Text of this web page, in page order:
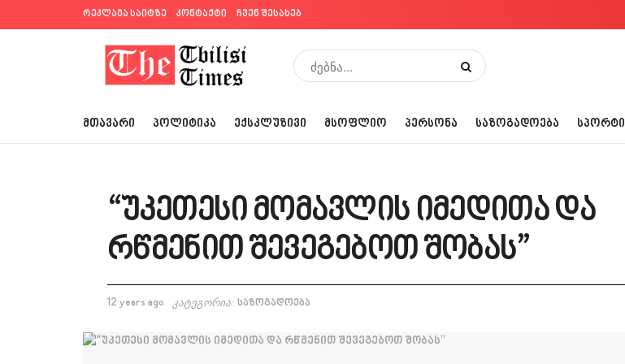
რეკლამა საიტზე კონტაქტი ჩვენ შესახებ
ᲛᲗᲐᲕᲐᲠᲘ ᲞᲝᲚᲘᲢᲘᲙᲐ ᲔᲥᲡᲙᲚᲣᲖᲘᲕᲘ ᲛᲡᲝᲤᲚᲘᲝ ᲞᲔᲠᲡᲝᲜᲐ ᲡᲐᲖᲝᲒᲐᲓᲝᲔᲑᲐ ᲡᲞᲝᲠᲢᲘ
“უკეთესი მომავლის იმედითა და
რწმენით შევეგებოთ შობას”
12 years ago კატეგორია: საზოგადოება